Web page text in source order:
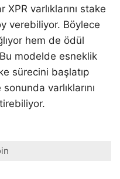
varlıklarını stake
verebiliyor. Böylece
hem de ödül
modelde esneklik
sürecini başlatıp
varlıklarını